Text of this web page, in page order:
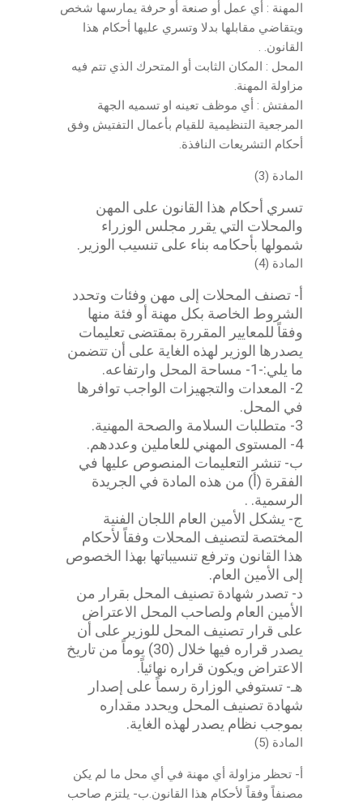
المهنة : أي عمل أو صنعة أو حرفة يمارسها شخص
ويتقاضي مقابلها بدلا وتسري عليها أحكام هذا
القانون. .
المحل : المكان الثابت أو المتحرك الذي تتم فيه
مزاولة المهنة.
المفتش : أي موظف تعينه او تسميه الجهة
المرجعية التنظيمية للقيام بأعمال التفتيش وفق
أحكام التشريعات النافذة.
المادة (3)
تسري أحكام هذا القانون على المهن
والمحلات التي يقرر مجلس الوزراء
شمولها بأحكامه بناء على تنسيب الوزير.
المادة (4)
أ- تصنف المحلات إلى مهن وفئات وتحدد
الشروط الخاصة بكل مهنة أو فئة منها
وفقاً للمعايير المقررة بمقتضى تعليمات
يصدرها الوزير لهذه الغاية على أن تتضمن
ما يلي:-1- مساحة المحل وارتفاعه.
2- المعدات والتجهيزات الواجب توافرها
في المحل.
3- متطلبات السلامة والصحة المهنية.
4- المستوى المهني للعاملين وعددهم.
ب- تنشر التعليمات المنصوص عليها في
الفقرة (أ) من هذه المادة في الجريدة
الرسمية. .
ج- يشكل الأمين العام اللجان الفنية
المختصة لتصنيف المحلات وفقاً لأحكام
هذا القانون وترفع تنسيباتها بهذا الخصوص
إلى الأمين العام.
د- تصدر شهادة تصنيف المحل بقرار من
الأمين العام ولصاحب المحل الاعتراض
على قرار تصنيف المحل للوزير على أن
يصدر قراره فيها خلال (30) يوماً من تاريخ
الاعتراض ويكون قراره نهائياً.
هـ- تستوفي الوزارة رسماً على إصدار
شهادة تصنيف المحل ويحدد مقداره
بموجب نظام يصدر لهذه الغاية.
المادة (5)
أ- تحظر مزاولة أي مهنة في أي محل ما لم يكن
مصنفاً وفقاً لأحكام هذا القانون.ب- يلتزم صاحب